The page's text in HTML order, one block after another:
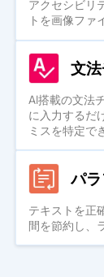
アクセシビリ
トを画像ファ
文
AI搭載の文法
に入力するだ
ミスを特定で
パ
テキストを正
間を節約し、